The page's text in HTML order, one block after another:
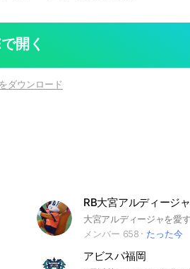
強制退会を致します。
開く
ダウンロード
RB大宮アルディージャ
メンバー 658
たった今
アビスパ福岡